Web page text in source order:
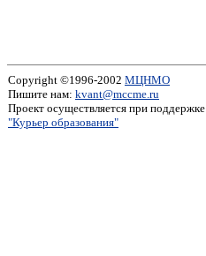
Copyright ©1996-2002 МЦНМО
Пишите нам: kvant@mccme.ru
Проект осуществляется при поддержке
"Курьер образования"